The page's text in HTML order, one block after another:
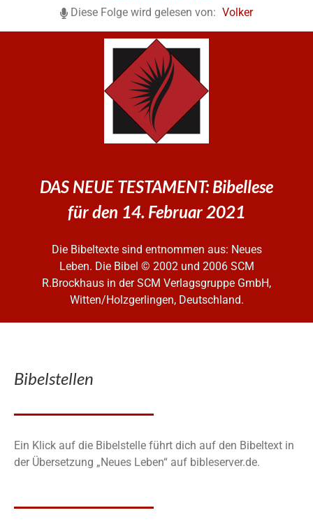
Diese Folge wird gelesen von: Volker
DAS NEUE TESTAMENT: Bibellese
für den 14. Februar 2021
Die Bibeltexte sind entnommen aus: Neues
Leben. Die Bibel © 2002 und 2006 SCM
R.Brockhaus in der SCM Verlagsgruppe GmbH,
Witten/Holzgerlingen, Deutschland.
Bibelstellen
Ein Klick auf die Bibelstelle führt dich auf den Bibeltext in
der Übersetzung „Neues Leben“ auf bibleserver.de.